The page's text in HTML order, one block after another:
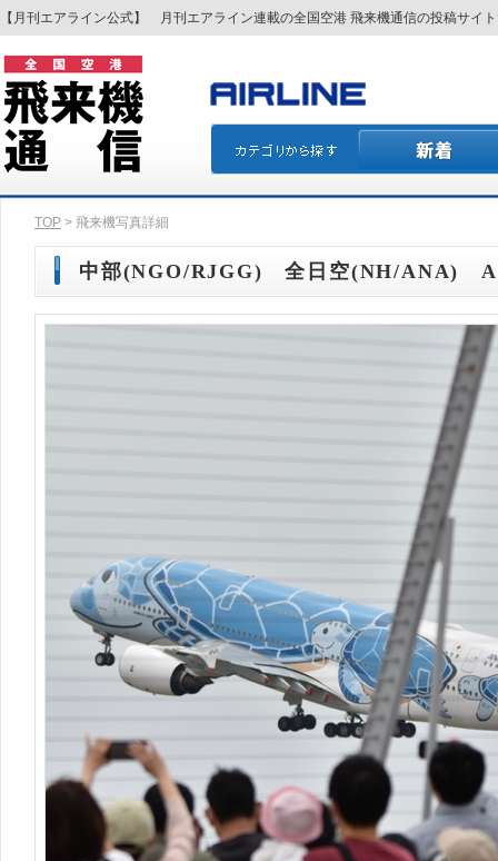
【月刊エアライン公式】 月刊エアライン連載の全国空港 飛来機通信の投稿サイ
TOP > 飛来機写真詳細
中部(NGO/RJGG) 全日空(NH/ANA)